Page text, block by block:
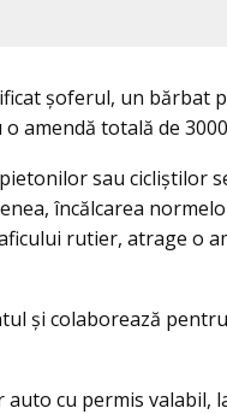
șoferul, un bărbat
amendă totală de
sau cicliștilor
încălcarea
rutier, atrage o
și colaborează
cu permis valabil,